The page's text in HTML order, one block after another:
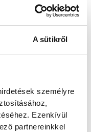
A sütikről
személyre
Ezenkívül
partnereinkkel
nő a férfi
ráadással
amit
be is áll
a
gólt lő. Emelt